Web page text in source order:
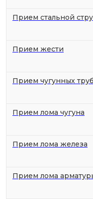
Прием стальной
Прием жести
Прием чугунных труб
Прием лома чугуна
Прием лома железа
Прием лома